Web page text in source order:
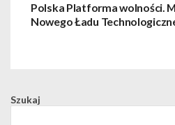
Polska Platforma wolności.
Nowego Ładu
Szukaj